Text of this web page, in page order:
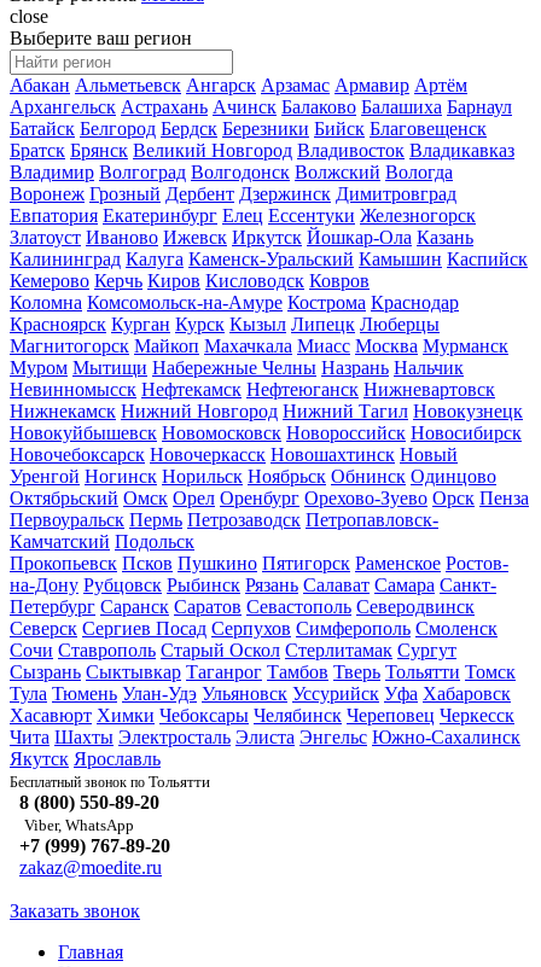
close
Выберите ваш регион
Абакан Альметьевск Ангарск Арзамас Армавир Артём
Архангельск Астрахань Ачинск Балаково Балашиха Барнаул
Батайск Белгород Бердск Березники Бийск Благовещенск
Братск Брянск Великий Новгород Владивосток Владикавказ
Владимир Волгоград Волгодонск Волжский Вологда
Воронеж Грозный Дербент Дзержинск Димитровград
Евпатория Екатеринбург Елец Ессентуки Железногорск
Златоуст Иваново Ижевск Иркутск Йошкар-Ола Казань
Калининград Калуга Каменск-Уральский Камышин Каспийск
Кемерово Керчь Киров Кисловодск Ковров
Коломна Комсомольск-на-Амуре Кострома Краснодар
Красноярск Курган Курск Кызыл Липецк Люберцы
Магнитогорск Майкоп Махачкала Миасс Москва Мурманск
Муром Мытищи Набережные Челны Назрань Нальчик
Невинномысск Нефтекамск Нефтеюганск Нижневартовск
Нижнекамск Нижний Новгород Нижний Тагил Новокузнецк
Новокуйбышевск Новомосковск Новороссийск Новосибирск
Новочебоксарск Новочеркасск Новошахтинск Новый
Уренгой Ногинск Норильск Ноябрьск Обнинск Одинцово
Октябрьский Омск Орел Оренбург Орехово-Зуево Орск Пенза
Первоуральск Пермь Петрозаводск Петропавловск-
Камчатский Подольск
Прокопьевск Псков Пушкино Пятигорск Раменское Ростов-
на-Дону Рубцовск Рыбинск Рязань Салават Самара Санкт-
Петербург Саранск Саратов Севастополь Северодвинск
Северск Сергиев Посад Серпухов Симферополь Смоленск
Сочи Ставрополь Старый Оскол Стерлитамак Сургут
Сызрань Сыктывкар Таганрог Тамбов Тверь Тольятти Томск
Тула Тюмень Улан-Удэ Ульяновск Уссурийск Уфа Хабаровск
Хасавюрт Химки Чебоксары Челябинск Череповец Черкесск
Чита Шахты Электросталь Элиста Энгельс Южно-Сахалинск
Якутск Ярославль
Бесплатный звонок по Тольятти
8 (800) 550-89-20
Viber, WhatsApp
+7 (999) 767-89-20
zakaz@moedite.ru
Заказать звонок
Главная